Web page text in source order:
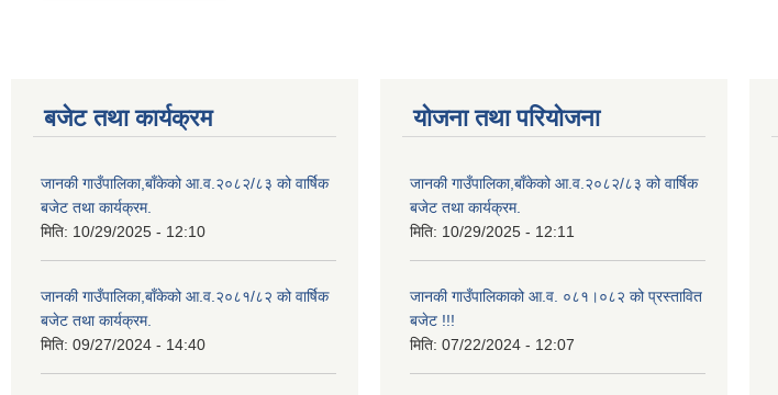
बजेट तथा कार्यक्रम
जानकी गाउँपालिका,बाँकेको आ.व.२०८२/८३ को वार्षिक
बजेट तथा कार्यक्रम.
मिति: 10/29/2025 - 12:10
जानकी गाउँपालिका,बाँकेको आ.व.२०८१/८२ को वार्षिक
बजेट तथा कार्यक्रम.
मिति: 09/27/2024 - 14:40
योजना तथा परियोजना
जानकी गाउँपालिका,बाँकेको आ.व.२०८२/८३ को वार्षिक
बजेट तथा कार्यक्रम.
मिति: 10/29/2025 - 12:11
जानकी गाउँपालिकाको आ.व. ०८१।०८२ को प्रस्तावित
बजेट !!!
मिति: 07/22/2024 - 12:07